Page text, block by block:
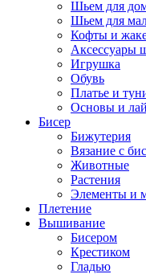
Шьем для
Шьем для
Кофты и
Аксессуары
Игрушка
Обувь
Платье и
Основы и
Бисер
Бижутерия
Вязание с
Животные
Растения
Элементы и
Плетение
Вышивание
Бисером
Крестиком
Гладью